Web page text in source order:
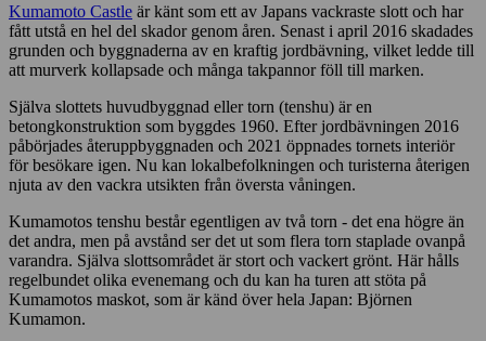
Kumamoto Castle är känt som ett av Japans vackraste slott och har
fått utstå en hel del skador genom åren. Senast i april 2016 skadades
grunden och byggnaderna av en kraftig jordbävning, vilket ledde till
att murverk kollapsade och många takpannor föll till marken.
Själva slottets huvudbyggnad eller torn (tenshu) är en
betongkonstruktion som byggdes 1960. Efter jordbävningen 2016
påbörjades återuppbyggnaden och 2021 öppnades tornets interiör
för besökare igen. Nu kan lokalbefolkningen och turisterna återigen
njuta av den vackra utsikten från översta våningen.
Kumamotos tenshu består egentligen av två torn - det ena högre än
det andra, men på avstånd ser det ut som flera torn staplade ovanpå
varandra. Själva slottsområdet är stort och vackert grönt. Här hålls
regelbundet olika evenemang och du kan ha turen att stöta på
Kumamotos maskot, som är känd över hela Japan: Björnen
Kumamon.